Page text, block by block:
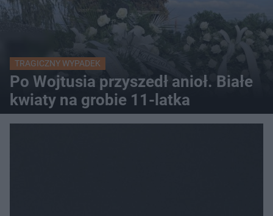
TRAGICZNY WYPADEK
Po Wojtusia przyszedł anioł. Białe
kwiaty na grobie 11-latka